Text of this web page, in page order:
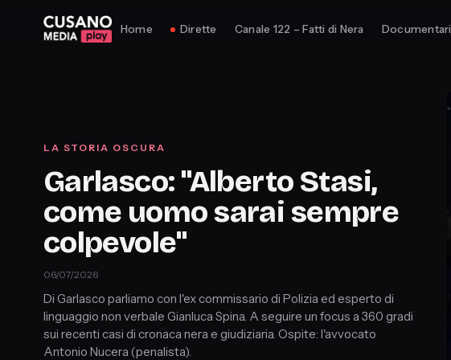
Home Dirette Canale 122 – Fatti di Nera Documentari
LA STORIA OSCURA
Garlasco: "Alberto Stasi,
come uomo sarai sempre
colpevole"
06/07/2026
Di Garlasco parliamo con l'ex commissario di Polizia ed esperto di
linguaggio non verbale Gianluca Spina. A seguire un focus a 360 gradi
sui recenti casi di cronaca nera e giudiziaria. Ospite: l'avvocato
Antonio Nucera (penalista).